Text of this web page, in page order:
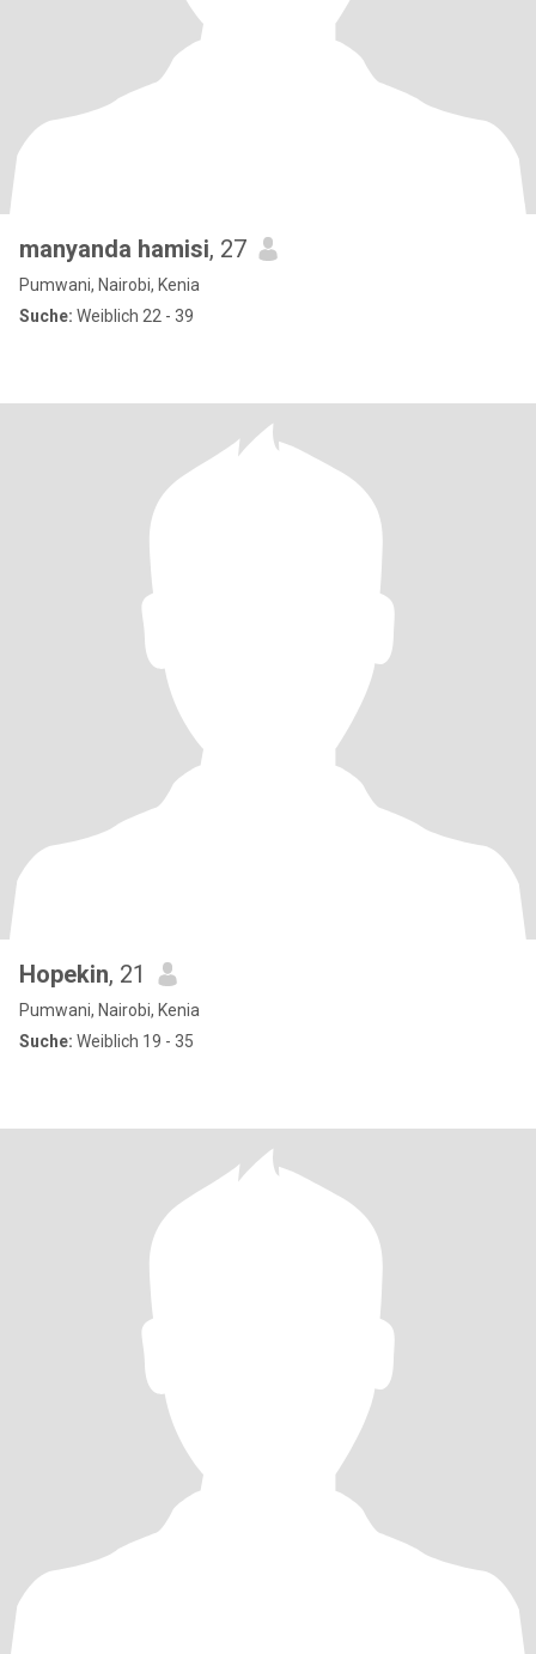
manyanda hamisi, 27
Pumwani, Nairobi, Kenia
Suche: Weiblich 22 - 39
Hopekin, 21
Pumwani, Nairobi, Kenia
Suche: Weiblich 19 - 35